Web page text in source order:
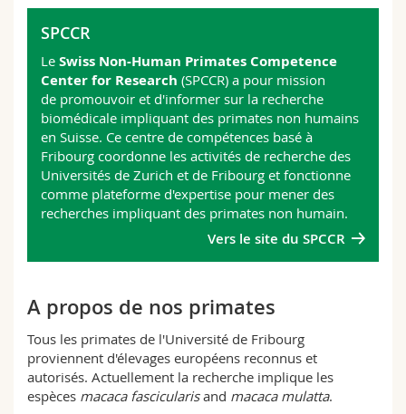
SPCCR
Le Swiss Non-Human Primates Competence
Center for Research (SPCCR) a pour mission
de promouvoir et d'informer sur la recherche
biomédicale impliquant des primates non humains
en Suisse. Ce centre de compétences basé à
Fribourg coordonne les activités de recherche des
Universités de Zurich et de Fribourg et fonctionne
comme plateforme d'expertise pour mener des
recherches impliquant des primates non humain.
Vers le site du SPCCR
A propos de nos primates
Tous les primates de l'Université de Fribourg
proviennent d'élevages européens reconnus et
autorisés. Actuellement la recherche implique les
espèces macaca fascicularisand macaca mulatta.